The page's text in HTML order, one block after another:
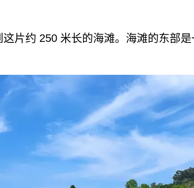
片约 250 米长的海滩。海滩的东部